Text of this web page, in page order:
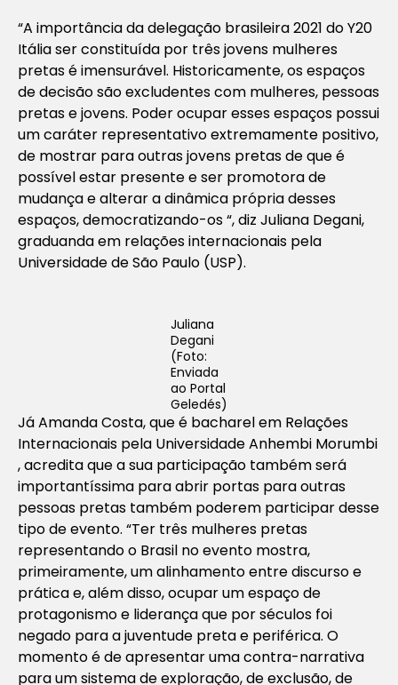
“A importância da delegação brasileira 2021 do Y20
Itália ser constituída por três jovens mulheres
pretas é imensurável. Historicamente, os espaços
de decisão são excludentes com mulheres, pessoas
pretas e jovens. Poder ocupar esses espaços possui
um caráter representativo extremamente positivo,
de mostrar para outras jovens pretas de que é
possível estar presente e ser promotora de
mudança e alterar a dinâmica própria desses
espaços, democratizando-os “, diz Juliana Degani,
graduanda em relações internacionais pela
Universidade de São Paulo (USP).
Juliana
Degani
(Foto:
Enviada
ao Portal
Geledés)
Já Amanda Costa, que é bacharel em Relações
Internacionais pela Universidade Anhembi Morumbi
, acredita que a sua participação também será
importantíssima para abrir portas para outras
pessoas pretas também poderem participar desse
tipo de evento. “Ter três mulheres pretas
representando o Brasil no evento mostra,
primeiramente, um alinhamento entre discurso e
prática e, além disso, ocupar um espaço de
protagonismo e liderança que por séculos foi
negado para a juventude preta e periférica. O
momento é de apresentar uma contra-narrativa
para um sistema de exploração, de exclusão, de